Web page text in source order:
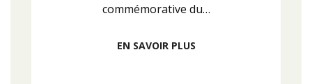
commémorative du…
EN SAVOIR PLUS